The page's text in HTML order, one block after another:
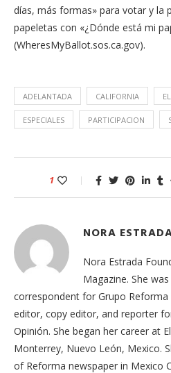
días, más formas» para votar y la
papeletas con «¿Dónde está mi
(WheresMyBallot.sos.ca.gov).
ADELANTADA CALIFORNIA
ESPECIALES PARTICIPACION
1
NORA
Nora Estrada
Magazine. She
correspondent for Grupo Reforma
editor, copy editor, and reporter
Opinión. She began her career at
Monterrey, Nuevo León, Mexico.
of Reforma newspaper in Mexico